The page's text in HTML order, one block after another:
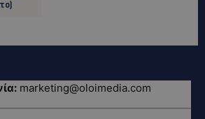
marketing@oloimedia.com